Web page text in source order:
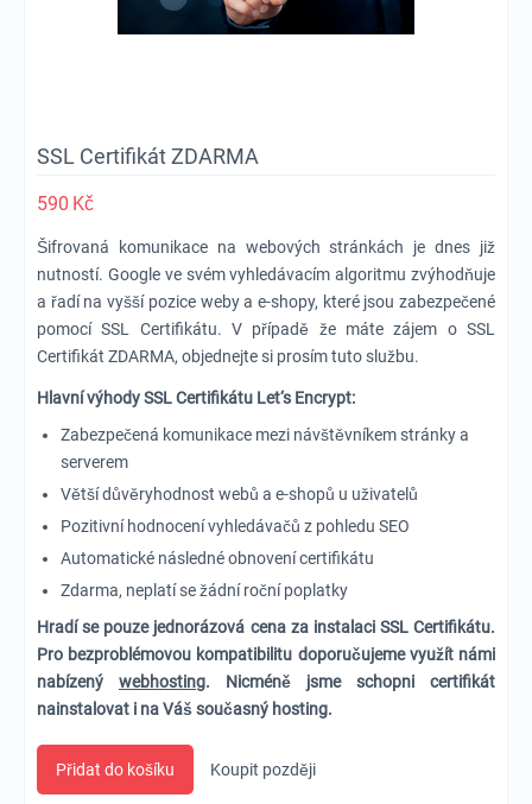
SSL Certifikát ZDARMA
590 Kč
Šifrovaná komunikace na webových stránkách je dnes již
nutností. Google ve svém vyhledávacím algoritmu zvýhodňuje
a řadí na vyšší pozice weby a e-shopy, které jsou zabezpečené
pomocí SSL Certifikátu. V případě že máte zájem o SSL
Certifikát ZDARMA, objednejte si prosím tuto službu.
Hlavní výhody SSL Certifikátu Let‘s Encrypt:
Zabezpečená komunikace mezi návštěvníkem stránky a
serverem
Větší důvěryhodnost webů a e-shopů u uživatelů
Pozitivní hodnocení vyhledávačů z pohledu SEO
Automatické následné obnovení certifikátu
Zdarma, neplatí se žádní roční poplatky
Hradí se pouze jednorázová cena za instalaci SSL Certifikátu.
Pro bezproblémovou kompatibilitu doporučujeme využít námi
nabízený webhosting. Nicméně jsme schopni certifikát
nainstalovat i na Váš současný hosting.
Přidat do košíku Koupit později